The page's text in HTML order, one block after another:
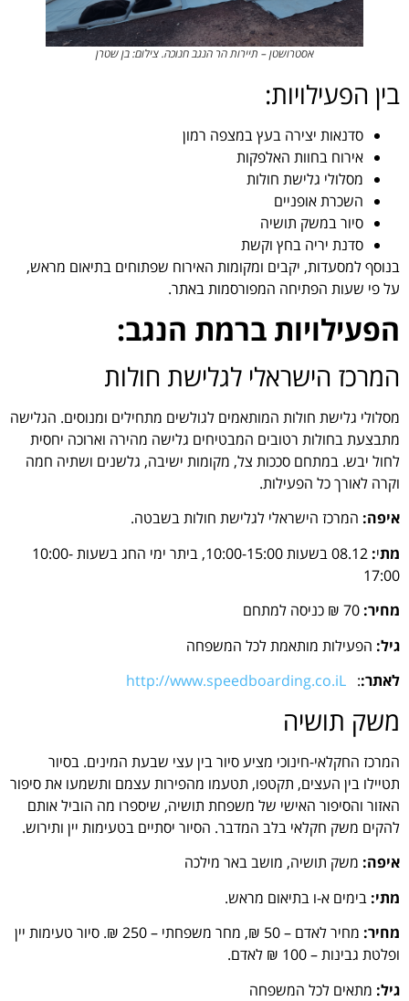
אסטרושטן – תיירות הר הנגב חנוכה. צילום: בן שטרן
בין הפעילויות:
סדנאות יצירה בעץ במצפה רמון
אירוח בחוות האלפקות
מסלולי גלישת חולות
השכרת אופניים
סיור במשק תושיה
סדנת יריה בחץ וקשת
בנוסף למסעדות, יקבים ומקומות האירוח שפתוחים בתיאום מראש,
על פי שעות הפתיחה המפורסמות באתר.
הפעילויות ברמת הנגב:
המרכז הישראלי לגלישת חולות
מסלולי גלישת חולות המותאמים לגולשים מתחילים ומנוסים. הגלישה
מתבצעת בחולות רטובים המבטיחים גלישה מהירה וארוכה יחסית
לחול יבש. במתחם סככות צל, מקומות ישיבה, גלשנים ושתיה חמה
וקרה לאורך כל הפעילות.
איפה: המרכז הישראלי לגלישת חולות בשבטה.
מתי:
08.12 בשעות 10:00-15:00, ביתר ימי החג בשעות 10:00-
17:00
מחיר:
גיל: הפעילות מותאמת לכל המשפחה
לאתר::
http://www.speedboarding.co.iL
משק תושיה
המרכז החקלאי-חינוכי מציע סיור בין עצי שבעת המינים. בסיור
תטיילו בין העצים, תקטפו, תטעמו מהפירות עצמם ותשמעו את סיפור
האזור והסיפור האישי של משפחת תושיה, שיספרו מה הוביל אותם
להקים משק חקלאי בלב המדבר. הסיור יסתיים בטעימות יין ותירוש.
איפה: משק תושיה, מושב באר מילכה
מתי: בימים א-ו בתיאום מראש.
מחיר:
מחיר לאדם – 50 ₪, מחר משפחתי – 250 ₪. סיור טעימות יין
ופלטת גבינות – 100 ₪ לאדם.
גיל: מתאים לכל המשפחה